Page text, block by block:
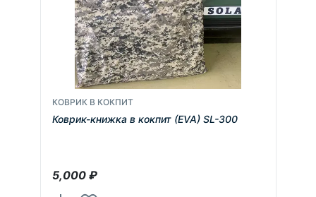
КОВРИК В КОКПИТ
Коврик-книжка в кокпит (EVA) SL-300
5,000₽